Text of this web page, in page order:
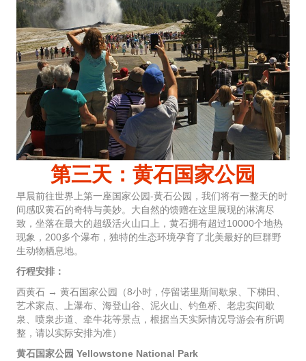
第三天：黄石国家公园
早晨前往世界上第一座国家公园-黄石公园，我们将有一整天的时
间感叹黄石的奇特与美妙。大自然的馈赠在这里展现的淋漓尽
致，坐落在最大的超级活火山口上，黄石拥有超过10000个地热
现象，200多个瀑布，独特的生态环境孕育了北美最好的巨群野
生动物栖息地。
行程安排：
西黄石 → 黄石国家公园（8小时，停留诺里斯间歇泉、下梯田、
艺术家点、上瀑布、海登山谷、泥火山、钓鱼桥、老忠实间歇
泉、喷泉步道、牵牛花等景点，根据当天实际情况导游会有所调
整，请以实际安排为准）
黄石国家公园 Yellowstone National Park